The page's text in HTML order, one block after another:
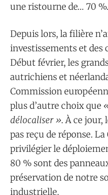
une ristourne de… 70 %.
Depuis lors, la filière
investissements et des
Début février, les
autrichiens et
Commission
plus d’autre choix que
délocaliser ». À ce jour,
pas reçu de réponse.
privilégier le
80 % sont des
préservation de notre
industrielle.